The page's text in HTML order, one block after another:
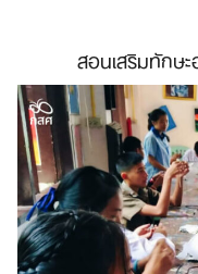
สอนเสริมทักษ